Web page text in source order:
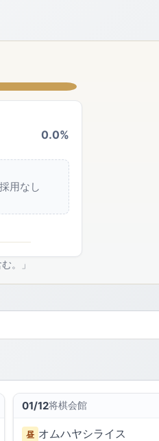
0.0%
用なし
。」
01/12将棋会館
昼 オムハヤシライス